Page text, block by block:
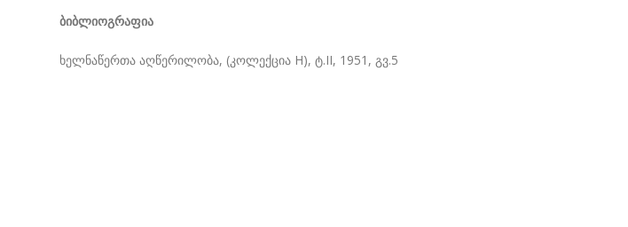
ბიბლიოგრაფია
ხელნაწერთა აღწერილობა, (კოლექცია H), ტ.II, 1951, გვ.5